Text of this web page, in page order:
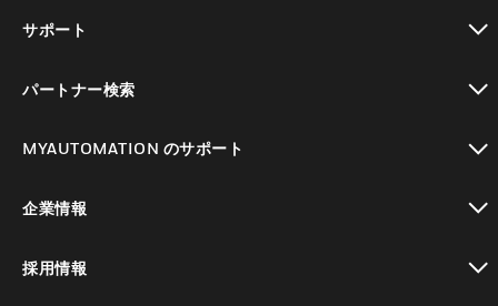
サポート
パートナー検索
MYAUTOMATION のサポート
企業情報
採用情報